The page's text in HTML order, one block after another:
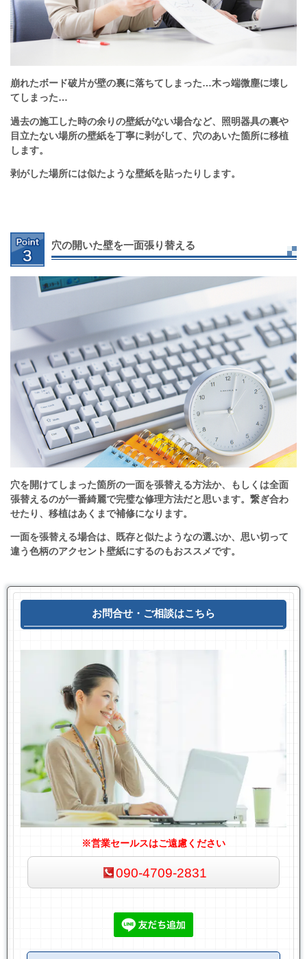
崩れたボード破片が壁の裏に落ちてしまった…木っ端微塵に壊し
てしまった…
過去の施工した時の余りの壁紙がない場合など、照明器具の裏や
目立たない場所の壁紙を丁寧に剥がして、穴のあいた箇所に移植
します。
剥がした場所には似たような壁紙を貼ったりします。
穴の開いた壁を一面張り替える
穴を開けてしまった箇所の一面を張替える方法か、もしくは全面
張替えるのが一番綺麗で完璧な修理方法だと思います。繋ぎ合わ
せたり、移植はあくまで補修になります。
一面を張替える場合は、既存と似たようなの選ぶか、思い切って
違う色柄のアクセント壁紙にするのもおススメです。
お問合せ・ご相談はこちら
※営業セールスはご遠慮ください
090-4709-2831